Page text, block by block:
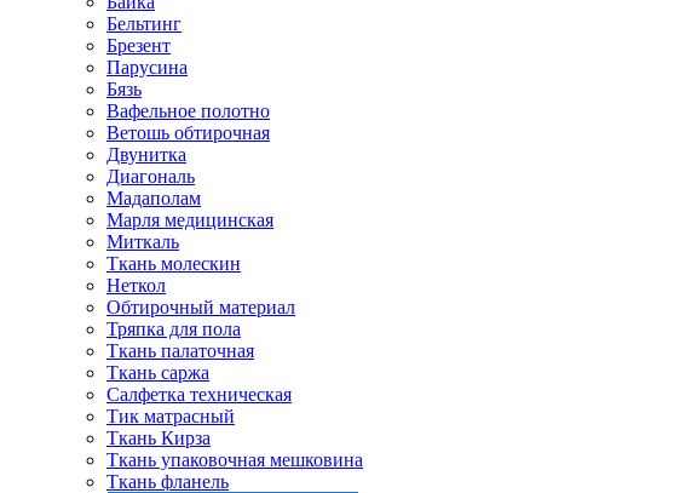
Бельтинг
Брезент
Парусина
Бязь
Вафельное полотно
Ветошь обтирочная
Двунитка
Диагональ
Мадаполам
Марля медицинская
Миткаль
Ткань молескин
Неткол
Обтирочный материал
Тряпка для пола
Ткань палаточная
Ткань саржа
Салфетка техническая
Тик матрасный
Ткань Кирза
Ткань упаковочная мешковина
Ткань фланель